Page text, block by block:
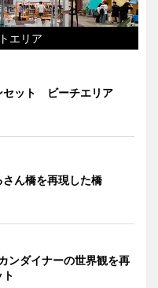
エリア
セット ビーチエリア
ん橋を再現した橋
ンダイナーの世界観を再